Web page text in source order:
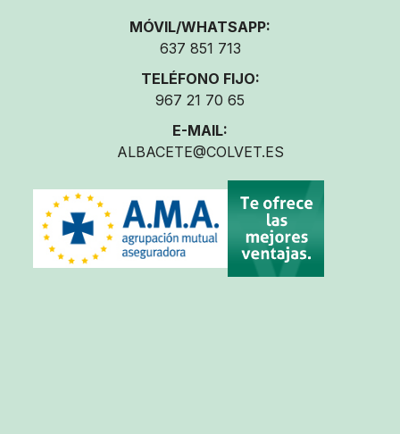
MÓVIL/WHATSAPP:
637 851 713
TELÉFONO FIJO:
967 21 70 65
E-MAIL:
ALBACETE@COLVET.ES